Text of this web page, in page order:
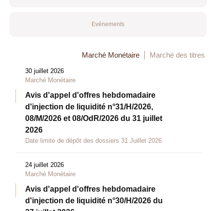
Evénements
Marché Monétaire Marché des titres
30 juillet 2026
Marché Monétaire
Avis d'appel d'offres hebdomadaire
d'injection de liquidité n°31/H/2026,
08/M/2026 et 08/OdR/2026 du 31 juillet
2026
Date limite de dépôt des dossiers 31 Juillet 2026
24 juillet 2026
Marché Monétaire
Avis d'appel d'offres hebdomadaire
d'injection de liquidité n°30/H/2026 du